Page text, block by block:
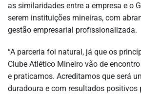
as similaridades entre a empresa e o
serem instituições mineiras, com
gestão empresarial profissionalizada.
“A parceria foi natural, já que os
Clube Atlético Mineiro vão de
e praticamos. Acreditamos que será
duradoura e com resultados positivos